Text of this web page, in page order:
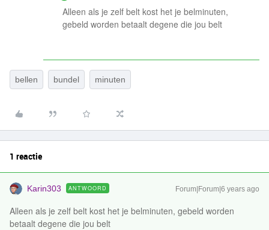
Alleen als je zelf belt kost het je belminuten,
gebeld worden betaalt degene die jou belt
bellen bundel minuten
1 reactie
Karin303 ANTWOORD Forum|Forum|6 years ago
Alleen als je zelf belt kost het je belminuten, gebeld worden
betaalt degene die jou belt